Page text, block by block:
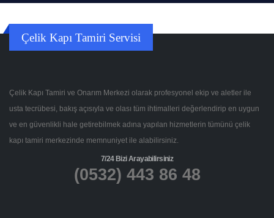
Çelik Kapı Tamiri Servisi
Çelik Kapı Tamiri ve Onarım Merkezi olarak profesyonel ekip ve aletler ile
usta tecrübesi, bakış açısıyla ve olası tüm ihtimalleri değerlendirip en uygun
ve en güvenlikli hale getirebilmek adına yapılan hizmetlerin tümünü çelik
kapı tamiri merkezinde memnuniyet ile alabilirsiniz.
7/24 Bizi Arayabilirsiniz
(0532) 443 86 48